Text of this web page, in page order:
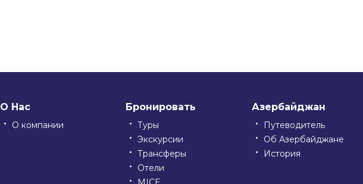
О Нас
О компании
Бронировать
Туры
Экскурсии
Трансферы
Отели
Азербайджан
Путеводитель
Об Азербайджане
История